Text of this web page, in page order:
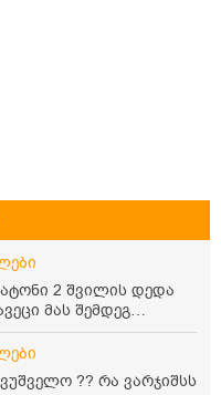
2 შვილის დედა
მას შემდეგ
გარეთ რადგან ისევ
ანთება მქონდა
გასვილისას
?? რა ვარჯიშსს